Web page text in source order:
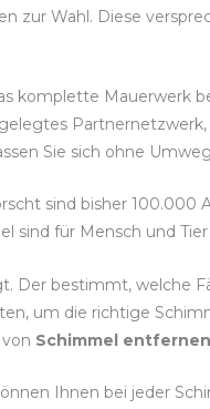
Wahl. Diese
komplette Mauerwerk
Sie sich ohne
sind bisher
für Mensch und
Der bestimmt, welche
um die richtige
Schimmel
Ihnen bei jeder